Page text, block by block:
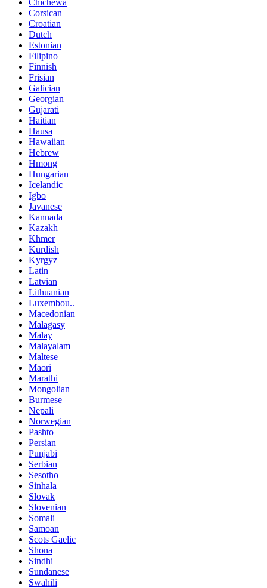
Chichewa
Corsican
Croatian
Dutch
Estonian
Filipino
Finnish
Frisian
Galician
Georgian
Gujarati
Haitian
Hausa
Hawaiian
Hebrew
Hmong
Hungarian
Icelandic
Igbo
Javanese
Kannada
Kazakh
Khmer
Kurdish
Kyrgyz
Latin
Latvian
Lithuanian
Luxembou..
Macedonian
Malagasy
Malay
Malayalam
Maltese
Maori
Marathi
Mongolian
Burmese
Nepali
Norwegian
Pashto
Persian
Punjabi
Serbian
Sesotho
Sinhala
Slovak
Slovenian
Somali
Samoan
Scots Gaelic
Shona
Sindhi
Sundanese
Swahili